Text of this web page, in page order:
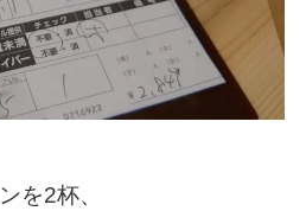
を2杯、